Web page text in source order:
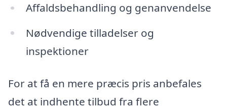
Affaldsbehandling og genanvendelse
Nødvendige tilladelser og
inspektioner
For at få en mere præcis pris anbefales
det at indhente tilbud fra flere